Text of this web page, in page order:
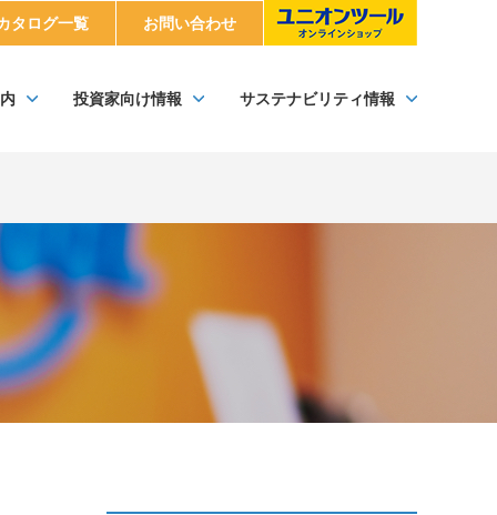
タログ一覧 お問い合わせ
投資家向け情報 サステナビリティ情報